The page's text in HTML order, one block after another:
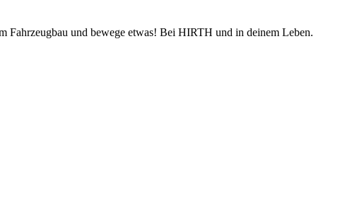
Fahrzeugbau und bewege etwas! Bei HIRTH und in deinem Leben.